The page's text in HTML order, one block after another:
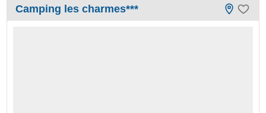
Camping les charmes***